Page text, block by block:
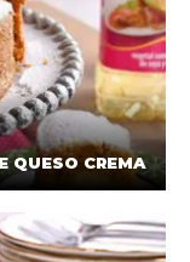
QUESO CREMA